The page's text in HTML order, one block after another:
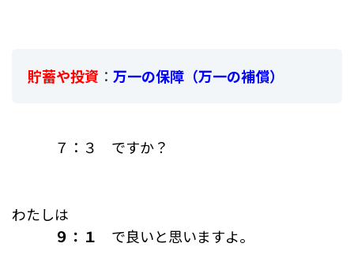
貯蓄や投資 ： 万一の保障（万一の補償）
７：３ ですか？
わたしは
９：１
で良いと思いますよ。